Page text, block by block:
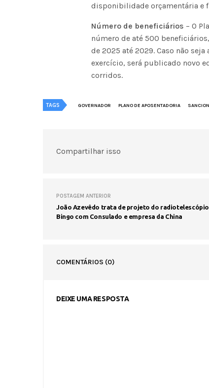
disponibilidade orçamentária e
Número de beneficiários – O
número de até 500
de 2025 até 2029. Caso não
exercício, será publicado novo
corridos.
TAGS GOVERNADOR PLANO DE APOSENTADORIA
Compartilhar isso
POSTAGEM ANTERIOR
João Azevêdo trata de projeto do radiotelescópio
Bingo com Consulado e empresa da China
COMENTÁRIOS (0)
DEIXE UMA RESPOSTA